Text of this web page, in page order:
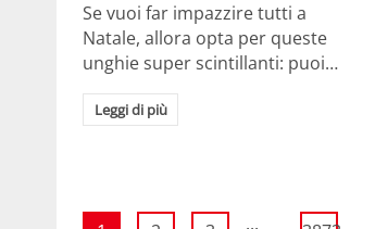
Se vuoi far impazzire tutti a
Natale, allora opta per queste
unghie super scintillanti: puoi…
Leggi di più
...